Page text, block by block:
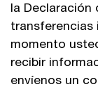
la Declaración
transferencias
momento
recibir
envíenos un